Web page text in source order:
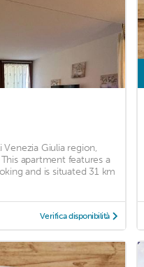
Venezia Giulia region,
This apartment features a
and is situated 31 km
Verifica disponibilità